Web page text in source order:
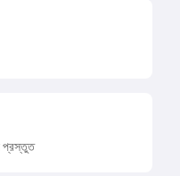
প্রস্তুত